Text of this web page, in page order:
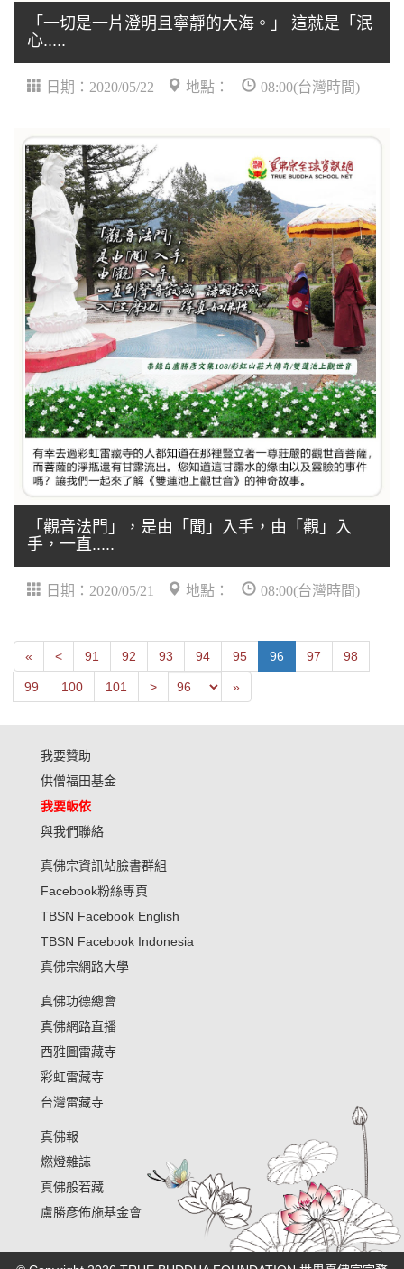
「一切是一片澄明且寧靜的大海。」 這就是「泯
心.....
日期：2020/05/22 地點： 08:00(台灣時間)
「觀音法門」，是由「聞」入手，由「觀」入
手，一直.....
日期：2020/05/21 地點： 08:00(台灣時間)
« First<Next91 92 93 94 95 96 97 98
99 100 101 >Previous »Last
我要贊助
供僧福田基金
我要皈依
與我們聯絡
真佛宗資訊站臉書群組
Facebook粉絲專頁
TBSN Facebook English
TBSN Facebook Indonesia
真佛宗網路大學
真佛功德總會
真佛網路直播
西雅圖雷藏寺
彩虹雷藏寺
台灣雷藏寺
真佛報
燃燈雜誌
真佛般若藏
盧勝彥佈施基金會